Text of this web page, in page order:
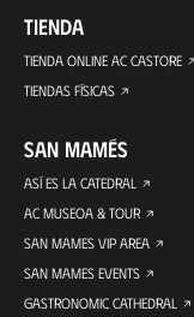
TIENDA
TIENDA ONLINE AC CASTORE
TIENDAS FÍSICAS
SAN MAMÉS
ASÍ ES LA CATEDRAL
AC MUSEOA & TOUR
SAN MAMES VIP AREA
SAN MAMES EVENTS
GASTRONOMIC CATHEDRAL